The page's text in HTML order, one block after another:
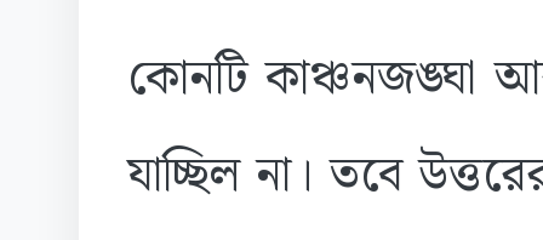
কোনটি কাঞ্চনজঙ্ঘা
যাচ্ছিল না। তবে